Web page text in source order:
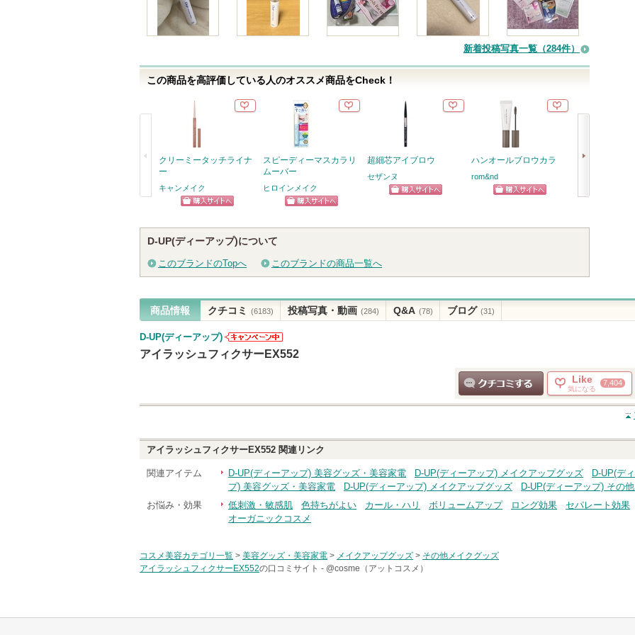
新着投稿写真一覧（284件）
この商品を高評価している人のオススメ商品をCheck！
クリーミータッチライナ
ー
キャンメイク
スピーディーマスカラリ
ムーバー
ヒロインメイク
超細芯アイブロウ
セザンヌ
ハンオールブロウカラ
rom&nd
ヴォワールコ
知らせがありま
D-UP(ディーアップ)について
このブランドのTopへ このブランドの商品一覧へ
商品情報 クチコミ (6183) 投稿写真・動画 (284) Q&A (78) ブログ (31)
D-UP(ディーアップ)
D-UP(ディー
ります
アイラッシュフィクサーEX552
クチコミする
Like
気になる
7,404
アイラッシュフィクサーEX552 関連リンク
関連アイテム D-UP(ディーアップ) 美容グッズ・美容家電 D-UP(ディーアップ) メイクアップグッズ D-UP(デ
プ) 美容グッズ・美容家電
D-UP(ディーアップ) メイクアップグッズ
D-UP(ディーアップ) その
お悩み・効果
低刺激・敏感肌 色持ちがよい カール・ハリ ボリュームアップ ロング効果 セパレート効果
オーガニックコスメ
コスメ美容カテゴリ一覧 > 美容グッズ・美容家電 > メイクアップグッズ > その他メイクグッズ
アイラッシュフィクサーEX552の口コミサイト - @cosme（アットコスメ）